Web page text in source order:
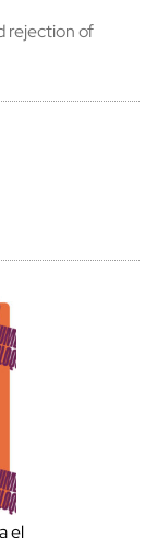
rejection of
el